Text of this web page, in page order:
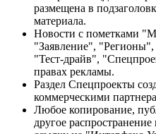
размещена в
материала.
Новости с пометками
"Заявление",
"Тест-драйв",
правах рекламы.
Раздел Спецпроекты
коммерческими
Любое копирование,
другое